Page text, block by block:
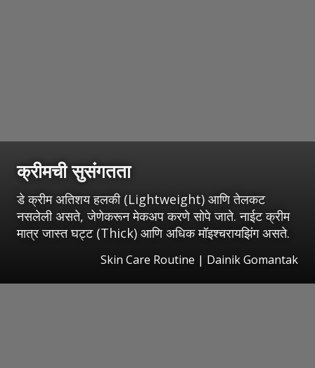
क्रीमची सुसंगतता
डे क्रीम अतिशय हलकी (Lightweight) आणि तेलकट
नसलेली असते, जेणेकरून मेकअप करणे सोपे जाते. नाईट क्रीम
मात्र जास्त घट्ट (Thick) आणि अधिक मॉइश्चरायझिंग असते.
Skin Care Routine | Dainik Gomantak